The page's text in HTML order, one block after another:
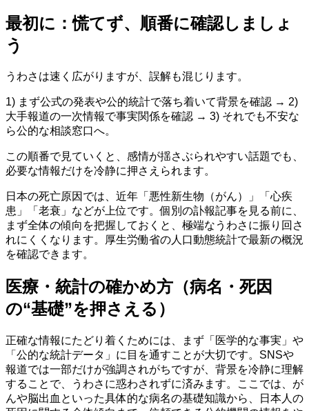
最初に：慌てず、順番に確認しましょ
う
うわさは速く広がりますが、誤解も混じります。
1) まず公式の発表や公的統計で落ち着いて背景を確認 → 2)
大手報道の一次情報で事実関係を確認 → 3) それでも不安な
ら公的な相談窓口へ。
この順番で見ていくと、感情が揺さぶられやすい話題でも、
必要な情報だけを冷静に押さえられます。
日本の死亡原因では、近年「悪性新生物（がん）」「心疾
患」「老衰」などが上位です。個別の訃報記事を見る前に、
まず全体の傾向を把握しておくと、極端なうわさに振り回さ
れにくくなります。厚生労働省の人口動態統計で最新の概況
を確認できます。
医療・統計の確かめ方（病名・死因
の“基礎”を押さえる）
正確な情報にたどり着くためには、まず「医学的な事実」や
「公的な統計データ」に目を通すことが大切です。SNSや
報道では一部だけが強調されがちですが、背景を冷静に理解
することで、うわさに惑わされずに済みます。ここでは、が
んや脳出血といった具体的な病名の基礎知識から、日本人の